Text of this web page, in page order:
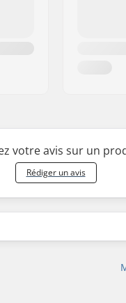
votre avis sur un
Rédiger un avis